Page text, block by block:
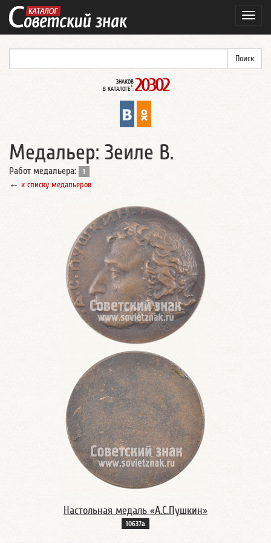
ЗНАКОВ
В КАТАЛОГЕ*: 20302
Медальер: Зеиле В.
Работ медальера: 1
← к списку медальеров
Настольная медаль «А.С.Пушкин»
10637а